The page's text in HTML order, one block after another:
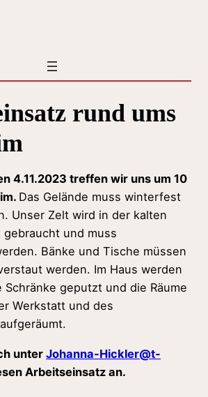
rund ums
4.11.2023 treffen wir uns um 10
Das Gelände muss winterfest
Unser Zelt wird in der kalten
und muss
Bänke und Tische müssen
werden. Im Haus werden
Schränke geputzt und die Räume
Werkstatt und des
unter Johanna-Hickler@t-
Arbeitseinsatz an.